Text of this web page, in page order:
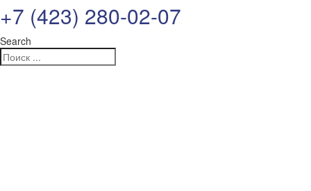
+7 (423) 280-02-07
Search